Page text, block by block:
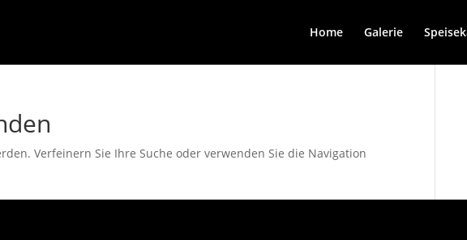
Home Galerie
Verfeinern Sie Ihre Suche oder verwenden Sie die Navigation